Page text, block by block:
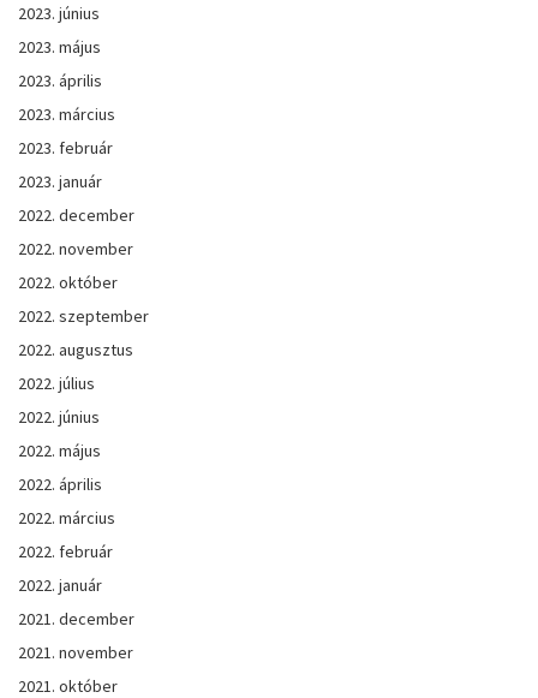
2023. június
2023. május
2023. április
2023. március
2023. február
2023. január
2022. december
2022. november
2022. október
2022. szeptember
2022. augusztus
2022. július
2022. június
2022. május
2022. április
2022. március
2022. február
2022. január
2021. december
2021. november
2021. október